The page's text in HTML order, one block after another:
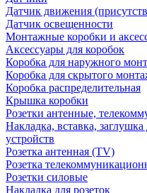
Датчик движения
Датчик освещенности
Монтажные коробки и
Аксессуары для коробок
Коробка для наружного
Коробка для скрытого
Коробка распределительная
Крышка коробки
Розетки антенные,
Накладка, вставка,
устройств
Розетка антенная (TV)
Розетка
Розетки силовые
Накладка для розеток